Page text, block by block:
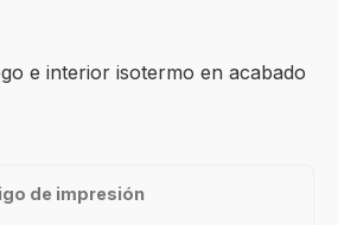
e interior isotermo en acabado
de impresión